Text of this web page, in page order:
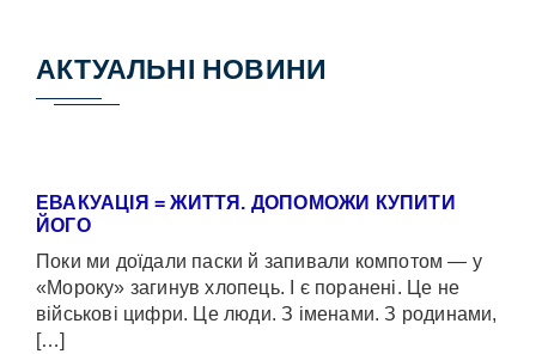
АКТУАЛЬНІ НОВИНИ
ЕВАКУАЦІЯ = ЖИТТЯ. ДОПОМОЖИ КУПИТИ
ЙОГО
Поки ми доїдали паски й запивали компотом — у
«Мороку» загинув хлопець. І є поранені. Це не
військові цифри. Це люди. З іменами. З родинами,
[…]